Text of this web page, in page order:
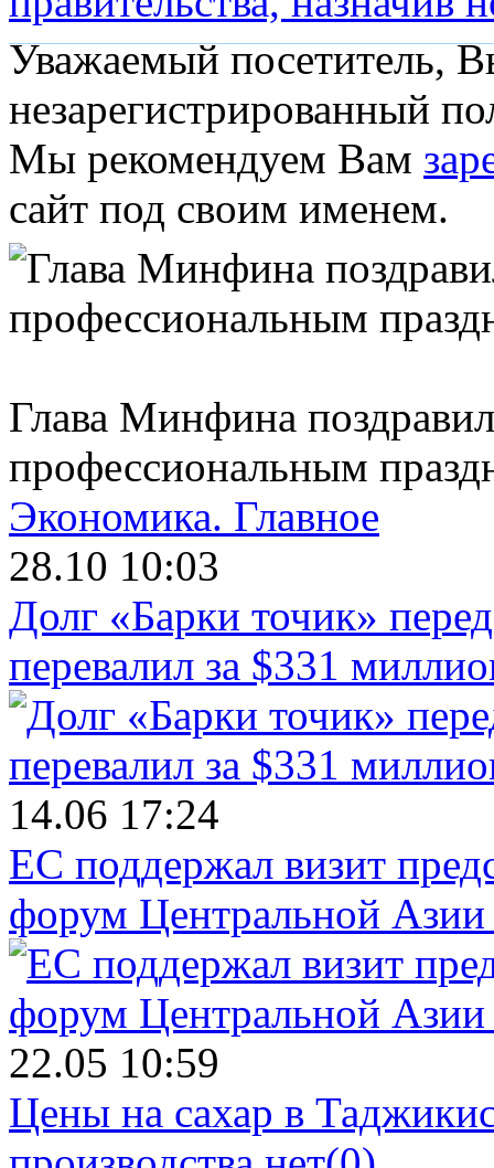
Уважаемый посетитель,
незарегистрированный
Мы рекомендуем Вам
сайт под своим именем.
Глава Минфина
профессиональным
Экономика. Главное
28.10 10:03
Долг «Барки точик»
перевалил за $331
14.06 17:24
ЕС поддержал визит
форум Центральной Азии
22.05 10:59
Цены на сахар в